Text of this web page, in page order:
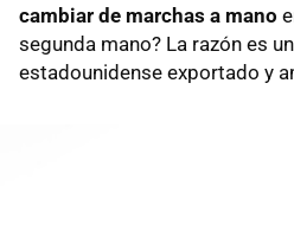
cambiar de marchas a mano
segunda mano? La razón es
estadounidense exportado y